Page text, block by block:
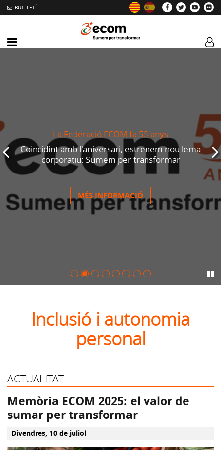
BUTLLETÍ
Mobile
menu
La Federació ECOM fa 55 anys
Coincidint amb l'aniversari, estrenem nou lema
corporatiu: Sumem per transformar
MÉS INFORMACIÓ
Diapositiva
anterior
Inclusió i autonomia
personal
ACTUALITAT
Memòria ECOM 2025: el valor de
sumar per transformar
divendres, 10 de juliol